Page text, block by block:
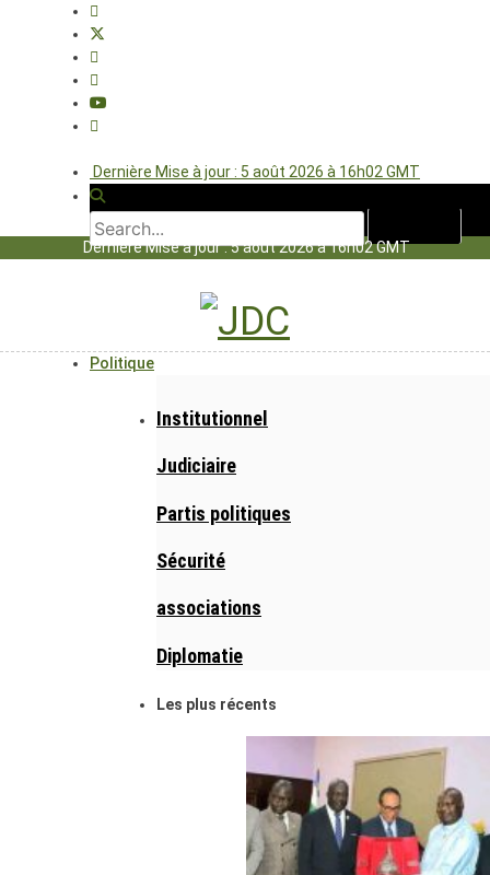
Dernière Mise à jour : 5 août 2026 à 16h02 GMT
Dernière Mise à jour : 5 août 2026 à 16h02 GMT
Politique
Institutionnel
Judiciaire
Partis politiques
Sécurité
associations
Diplomatie
Les plus récents